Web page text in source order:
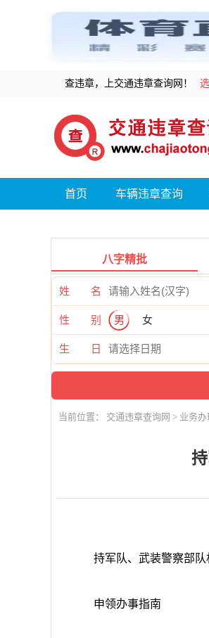
查违章，上交通违章查询网！
首页 车辆违章查询
八字精批
姓 名
性 别 男 女
生 日
当前位置： 交通违章查询网 > 业务办
持军队、武装警察部
申领办事指南